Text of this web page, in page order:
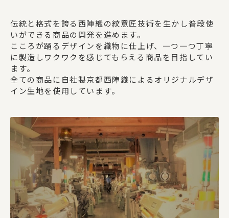
伝統と格式を誇る西陣織の紋意匠技術を生かし普段使
いができる商品の開発を進めます。
こころが踊るデザインを織物に仕上げ、一つ一つ丁寧
に製造しワクワクを感じてもらえる商品を目指してい
ます。
全ての商品に自社製京都西陣織によるオリジナルデザ
イン生地を使用しています。